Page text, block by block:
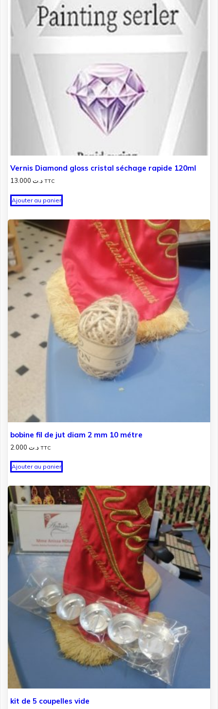
Vernis Diamond gloss cristal séchage rapide 120ml
د.ت TTC
Ajouter au panier
bobine fil de jut diam 2 mm 10 métre
د.ت TTC
Ajouter au panier
kit de 5 coupelles vide